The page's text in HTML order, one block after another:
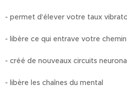
- permet d’élever votre taux
- libère ce qui entrave votre
- créé de nouveaux circuits
- libère les chaînes du mental